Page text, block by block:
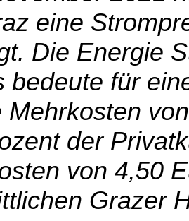
eine
Die Energie
bedeute für
Mehrkosten
der
von 4,50
Grazer